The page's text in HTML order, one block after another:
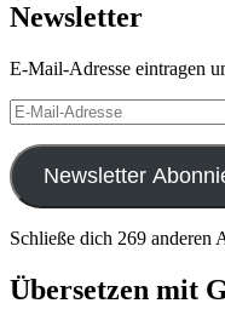
Newsletter
E-Mail-Adresse eintragen
E-
Mail-
Adresse
Newsletter
Schließe dich 269 anderen
Übersetzen mit